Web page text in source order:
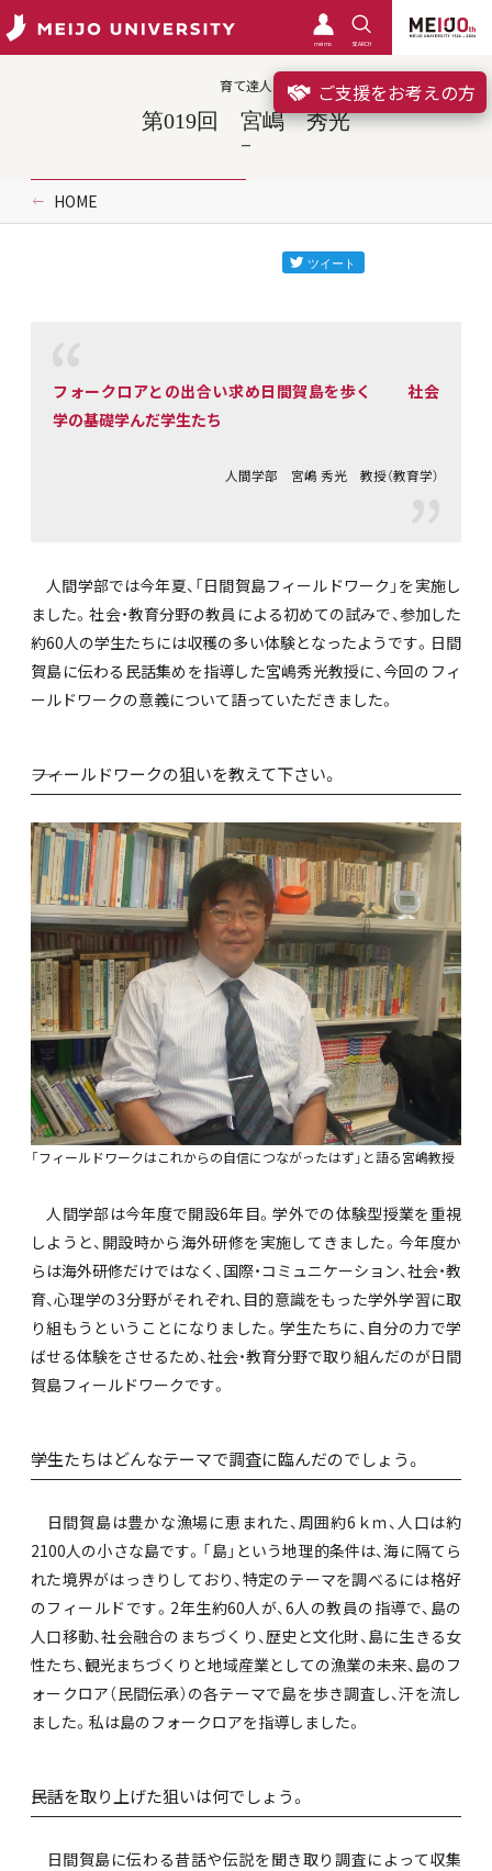
meimo SEARCH
ご支援をお考えの方
育て達人
第019回 宮嶋 秀光
HOME
フォークロアとの出合い求め日間賀島を歩く 社会
学の基礎学んだ学生たち
人間学部 宮嶋 秀光 教授（教育学）
人間学部では今年夏、「日間賀島フィールドワーク」を実施し
ました。社会・教育分野の教員による初めての試みで、参加した
約60人の学生たちには収穫の多い体験となったようです。日間
賀島に伝わる民話集めを指導した宮嶋秀光教授に、今回のフィ
ールドワークの意義について語っていただきました。
――フィールドワークの狙いを教えて下さい。
「フィールドワークはこれからの自信につながったはず」と語る宮嶋教授
人間学部は今年度で開設6年目。学外での体験型授業を重視
しようと、開設時から海外研修を実施してきました。今年度か
らは海外研修だけではなく、国際・コミュニケーション、社会・教
育、心理学の3分野がそれぞれ、目的意識をもった学外学習に取
り組もうということになりました。学生たちに、自分の力で学
ばせる体験をさせるため、社会・教育分野で取り組んだのが日間
賀島フィールドワークです。
――学生たちはどんなテーマで調査に臨んだのでしょう。
日間賀島は豊かな漁場に恵まれた、周囲約6ｋｍ、人口は約
2100人の小さな島です。「島」という地理的条件は、海に隔てら
れた境界がはっきりしており、特定のテーマを調べるには格好
のフィールドです。2年生約60人が、6人の教員の指導で、島の
人口移動、社会融合のまちづくり、歴史と文化財、島に生きる女
性たち、観光まちづくりと地域産業としての漁業の未来、島のフ
ォークロア（民間伝承）の各テーマで島を歩き調査し、汗を流し
ました。私は島のフォークロアを指導しました。
――民話を取り上げた狙いは何でしょう。
日間賀島に伝わる昔話や伝説を聞き取り調査によって収集